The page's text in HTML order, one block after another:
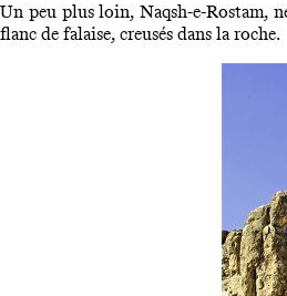
Un peu plus loin, Naqsh-e-Rostam,
flanc de falaise, creusés dans la roche.